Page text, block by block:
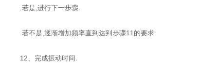
.若是 ,进行下一步骤
.若不是 ,逐渐增加频率直到达到步骤11 的要求
12 、完成振动时间